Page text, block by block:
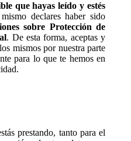
que hayas leído y estés
declares haber sido
sobre Protección de
. De esta forma, aceptas y
mismos por nuestra parte
para lo que te hemos en
prestando, tanto para el